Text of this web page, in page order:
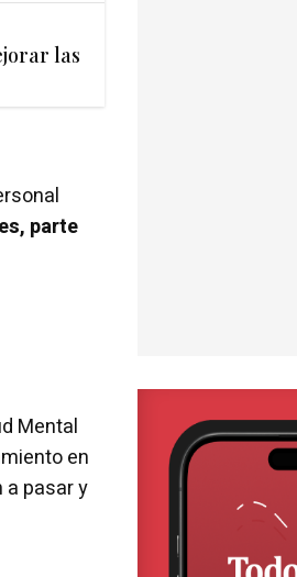
las
parte
Mental
en
a pasar y